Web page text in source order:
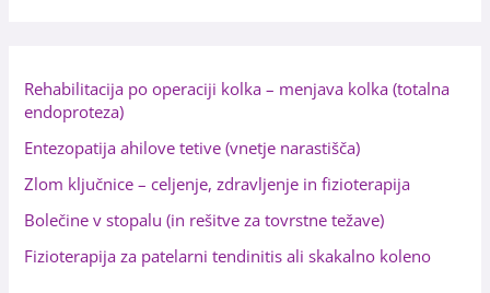
a
:
Rehabilitacija po operaciji kolka – menjava kolka (totalna
endoproteza)
Entezopatija ahilove tetive (vnetje narastišča)
Zlom ključnice – celjenje, zdravljenje in fizioterapija
Bolečine v stopalu (in rešitve za tovrstne težave)
Fizioterapija za patelarni tendinitis ali skakalno koleno